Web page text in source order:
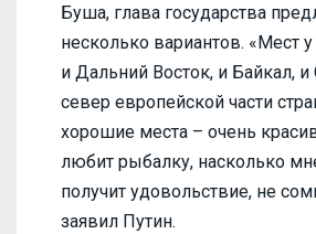
Буша, глава государства
несколько вариантов. «Мест
и Дальний Восток, и Байкал, и
север европейской части
хорошие места – очень
любит рыбалку, насколько
получит удовольствие, не
заявил Путин.